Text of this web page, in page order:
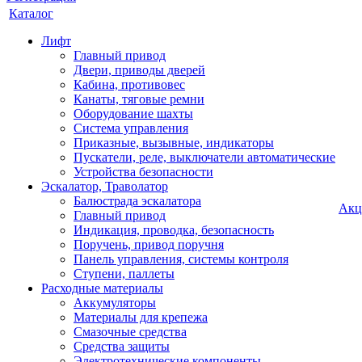
Каталог
Лифт
Главный привод
Двери, приводы дверей
Кабина, противовес
Канаты, тяговые ремни
Оборудование шахты
Система управления
Приказные, вызывные, индикаторы
Пускатели, реле, выключатели автоматические
Устройства безопасности
Эскалатор, Траволатор
Балюстрада эскалатора
Главный привод
Индикация, проводка, безопасность
Поручень, привод поручня
Панель управления, системы контроля
Ступени, паллеты
Расходные материалы
Аккумуляторы
Материалы для крепежа
Смазочные средства
Средства защиты